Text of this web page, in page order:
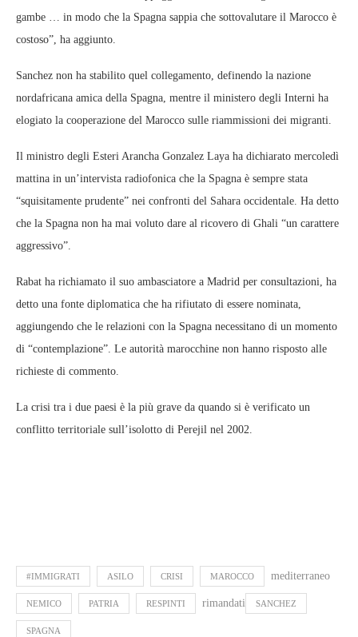
gambe … in modo che la Spagna sappia che sottovalutare il Marocco è
costoso”, ha aggiunto.
Sanchez non ha stabilito quel collegamento, definendo la nazione
nordafricana amica della Spagna, mentre il ministero degli Interni ha
elogiato la cooperazione del Marocco sulle riammissioni dei migranti.
Il ministro degli Esteri Arancha Gonzalez Laya ha dichiarato mercoledì
mattina in un’intervista radiofonica che la Spagna è sempre stata
“squisitamente prudente” nei confronti del Sahara occidentale. Ha detto
che la Spagna non ha mai voluto dare al ricovero di Ghali “un carattere
aggressivo”.
Rabat ha richiamato il suo ambasciatore a Madrid per consultazioni, ha
detto una fonte diplomatica che ha rifiutato di essere nominata,
aggiungendo che le relazioni con la Spagna necessitano di un momento
di “contemplazione”. Le autorità marocchine non hanno risposto alle
richieste di commento.
La crisi tra i due paesi è la più grave da quando si è verificato un
conflitto territoriale sull’isolotto di Perejil nel 2002.
#IMMIGRATI ASILO CRISI MAROCCO mediterraneo
NEMICO PATRIA RESPINTI rimandati SANCHEZ
SPAGNA